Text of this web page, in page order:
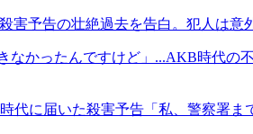
害予告の壮絶過去を告白。犯人は意
なかったんですけど」...AKB時代の
代に届いた殺害予告「私、警察署